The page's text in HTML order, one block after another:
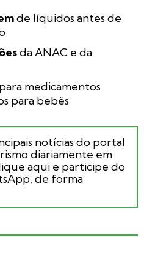
de líquidos antes de
da ANAC e da
para medicamentos
para bebês
notícias do portal
diariamente em
aqui e participe do
de forma